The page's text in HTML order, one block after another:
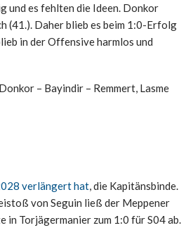
und es fehlten die Ideen. Donkor
(41.). Daher blieb es beim 1:0-Erfolg
in der Offensive harmlos und
– Bayindir – Remmert, Lasme
verlängert hat, die Kapitänsbinde.
von Seguin ließ der Meppener
in Torjägermanier zum 1:0 für S04 ab.